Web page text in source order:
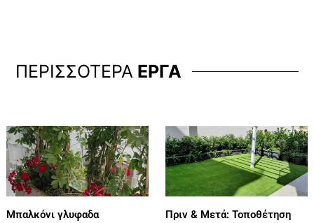
ΠΕΡΙΣΣΟΤΕΡΑ ΕΡΓΑ
Μπαλκόνι γλυφαδα
Πριν & Μετά: Τοποθέτηση